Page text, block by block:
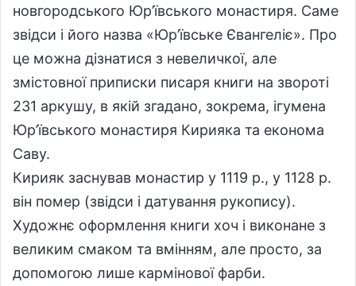
новгородського Юр’ївського монастиря. Саме
звідси і його назва «Юр’ївське Євангеліє». Про
це можна дізнатися з невеличкої, але
змістовної приписки писаря книги на звороті
231 аркушу, в якій згадано, зокрема, ігумена
Юр’ївського монастиря Кирияка та економа
Саву.
Кирияк заснував монастир у 1119 р., у 1128 р.
він помер (звідси і датування рукопису).
Художнє оформлення книги хоч і виконане з
великим смаком та вмінням, але просто, за
допомогою лише кармінової фарби.